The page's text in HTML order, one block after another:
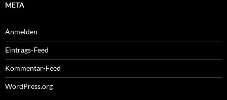
META
Anmelden
Eintrags-Feed
Kommentar-Feed
WordPress.org